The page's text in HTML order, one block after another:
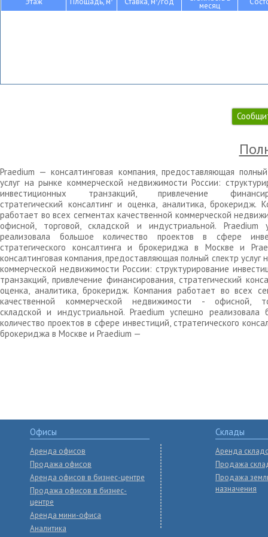
месяц
Praedium — консалтинговая компания, предоставляющая
услуг на рынке коммерческой недвижимости России:
инвестиционных транзакций, привлечение
стратегический консалтинг и оценка, аналитика, брокеридж.
работает во всех сегментах качественной коммерческой
офисной, торговой, складской и индустриальной. Praedium
реализовала большое количество проектов в сфере
стратегического консалтинга и брокериджа в Москве и
консалтинговая компания, предоставляющая полный спектр услуг
коммерческой недвижимости России: структурирование
транзакций, привлечение финансирования, стратегический
оценка, аналитика, брокеридж. Компания работает во всех
качественной коммерческой недвижимости - офисной,
складской и индустриальной. Praedium успешно реализовала
количество проектов в сфере инвестиций, стратегического
брокериджа в Москве и Praedium —
Офисы
Аренда офисов
Продажа офисов
Аренда офисов в бизнес-центре
Продажа офисов в бизнес-
центре
Аренда мини-офиса
Аналитика
Склады
Аренда
Продажа
Продажа
назначения